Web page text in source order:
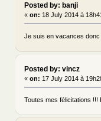
Posted by: banji
« on: 18 July 2014 à
Je suis en vacances
Posted by: vincz
« on: 17 July 2014 à
Toutes mes félicitations